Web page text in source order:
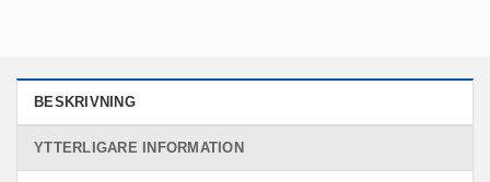
BESKRIVNING
YTTERLIGARE INFORMATION